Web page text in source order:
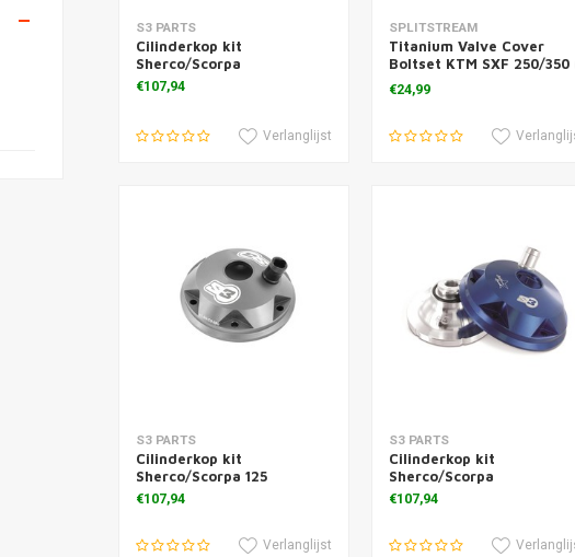
Toevoegen aan winkelwagen
S3 PARTS
Cilinderkop kit
Sherco/Scorpa
€107,94
Verlanglijst
Meer informatie
SPLITSTREAM
Titanium Valve Cover
Boltset KTM SXF 250/350
3 Pcs.)
€24,99
Toevoegen aan winkelwagen
S3 PARTS
Cilinderkop kit
Sherco/Scorpa 125
€107,94
Verlanglijst
Toevoegen aan
S3 PARTS
Cilinderkop kit
Sherco/Scorpa
€107,94